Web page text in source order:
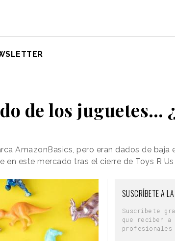
de los juguetes…
AmazonBasics, pero eran dados de baja
este mercado tras el cierre de Toys R
SUSCRÍBETE A
Suscríbete
que reciben a